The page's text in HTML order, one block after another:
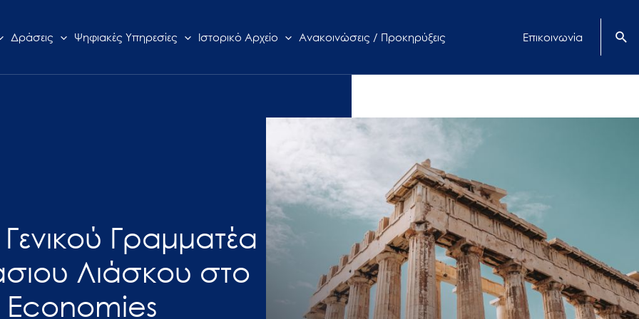
Δράσεις Ψηφιακές Υπηρεσίες Ιστορικό Αρχείο Ανακοινώσεις / Προκηρύξεις Επικοινωνία
Γραμματέα
Λιάσκου στο